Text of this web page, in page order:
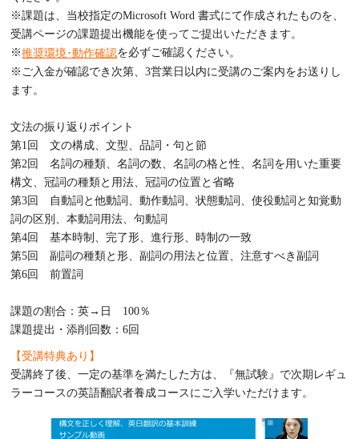
※課題は、当校指定のMicrosoft Word 書式にて作成されたものを、
受講ページの課題提出機能を使ってご提出いただきます。
※推奨環境･動作確認を必ずご確認ください。
※ご入金が確認でき次第、3営業日以内に受講のご案内をお送りし
ます。
文法の振り返りポイント
第1回 文の構成、文型、品詞・句と節
第2回 名詞の種類、名詞の数、名詞の格と性、名詞を用いた重要
構文、冠詞の種類と用法、冠詞の位置と省略
第3回 自動詞と他動詞、動作動詞、状態動詞、使役動詞と知覚動
詞の区別、本動詞用法、句動詞
第4回 基本時制、完了形、進行形、時制の一致
第5回 副詞の種類と形、副詞の用法と位置、注意すべき副詞
第6回 前置詞
課題の割合：英→日 100％
課題提出・添削回数：6回
【受講特典あり】
受講終了後、一定の基準を満たした方は、『無試験』で次期レギュ
ラーコースの英語翻訳者養成コースにご入学いただけます。